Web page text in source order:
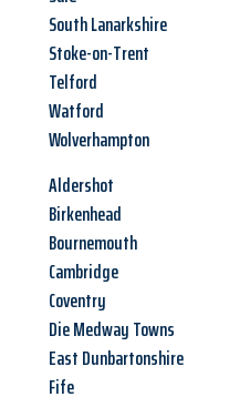
South Lanarkshire
Stoke-on-Trent
Telford
Watford
Wolverhampton
Aldershot
Birkenhead
Bournemouth
Cambridge
Coventry
Die Medway Towns
East Dunbartonshire
Fife